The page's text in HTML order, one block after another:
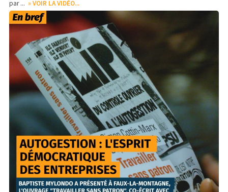
par ... » VOIR LA VIDÉO...